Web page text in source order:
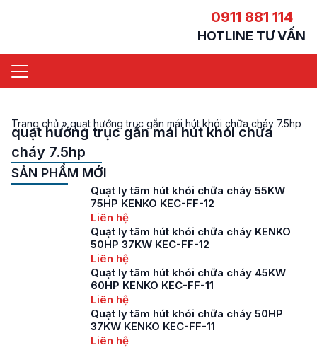
0911 881 114
HOTLINE TƯ VẤN
Trang chủ »quạt hướng trục gắn mái hút khói chữa cháy 7.5hp
quạt hướng trục gắn mái hút khói chữa
cháy 7.5hp
SẢN PHẨM MỚI
Quạt ly tâm hút khói chữa cháy 55KW
75HP KENKO KEC-FF-12
Liên hệ
Quạt ly tâm hút khói chữa cháy KENKO
50HP 37KW KEC-FF-12
Liên hệ
Quạt ly tâm hút khói chữa cháy 45KW
60HP KENKO KEC-FF-11
Liên hệ
Quạt ly tâm hút khói chữa cháy 50HP
37KW KENKO KEC-FF-11
Liên hệ